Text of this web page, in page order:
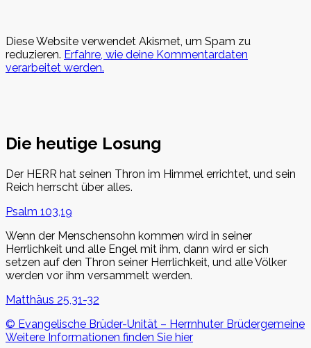
Diese Website verwendet Akismet, um Spam zu
reduzieren. Erfahre, wie deine Kommentardaten
verarbeitet werden.
Die heutige Losung
Der HERR hat seinen Thron im Himmel errichtet, und sein
Reich herrscht über alles.
Psalm 103,19
Wenn der Menschensohn kommen wird in seiner
Herrlichkeit und alle Engel mit ihm, dann wird er sich
setzen auf den Thron seiner Herrlichkeit, und alle Völker
werden vor ihm versammelt werden.
Matthäus 25,31-32
© Evangelische Brüder-Unität – Herrnhuter Brüdergemeine
Weitere Informationen finden Sie hier